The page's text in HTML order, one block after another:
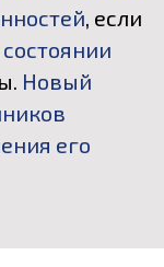
, если
Новый
его